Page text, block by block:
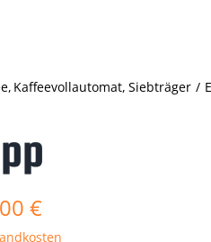
Kaffeevollautomat Siebträger
€